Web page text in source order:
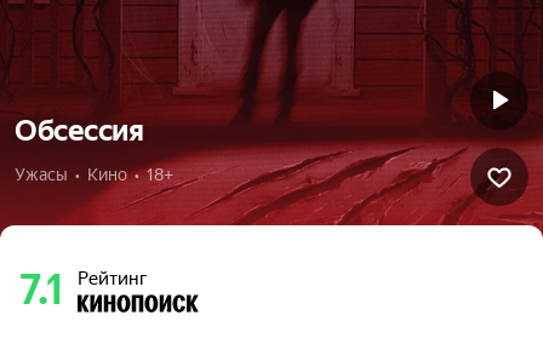
Обсессия
Ужасы  •  Кино  •  18+
7.1 Рейтинг